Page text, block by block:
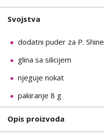
Svojstva
dodatni puder za P. Shine
glina sa silicijem
njeguje nokat
pakiranje 8 g
Opis proizvoda